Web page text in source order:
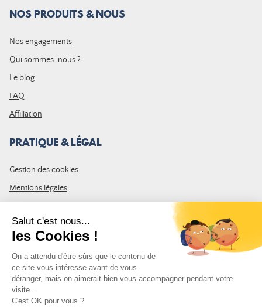
NOS PRODUITS & NOUS
Nos engagements
Qui sommes-nous ?
Le blog
FAQ
Affiliation
PRATIQUE & LÉGAL
Gestion des cookies
Mentions légales
Plan du site
REJOIGNEZ LA COMMUNAUTÉ
Inscrivez-vous à la newsletter Leurre de la pêche et recevez un code
de 10% de remise valable sur votre première commande.